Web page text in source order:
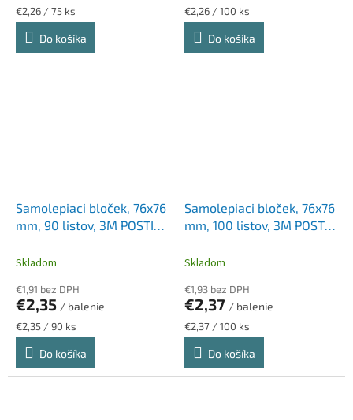
Jednotková
cena:
€2,26 / 75 ks
Do košíka
Jednotková
cena:
€2,26 / 100 ks
Do košíka
Samolepiaci bloček, 76x76
mm, 90 listov, 3M POSTIT
Skladom
€1,91 bez DPH
€2,35 / balenie
Jednotková
cena:
€2,35 / 90 ks
Do košíka
Samolepiaci bloček, 76x76
mm, 100 listov, 3M POSTIT,
Skladom
€1,93 bez DPH
€2,37 / balenie
Jednotková
cena:
€2,37 / 100 ks
Do košíka